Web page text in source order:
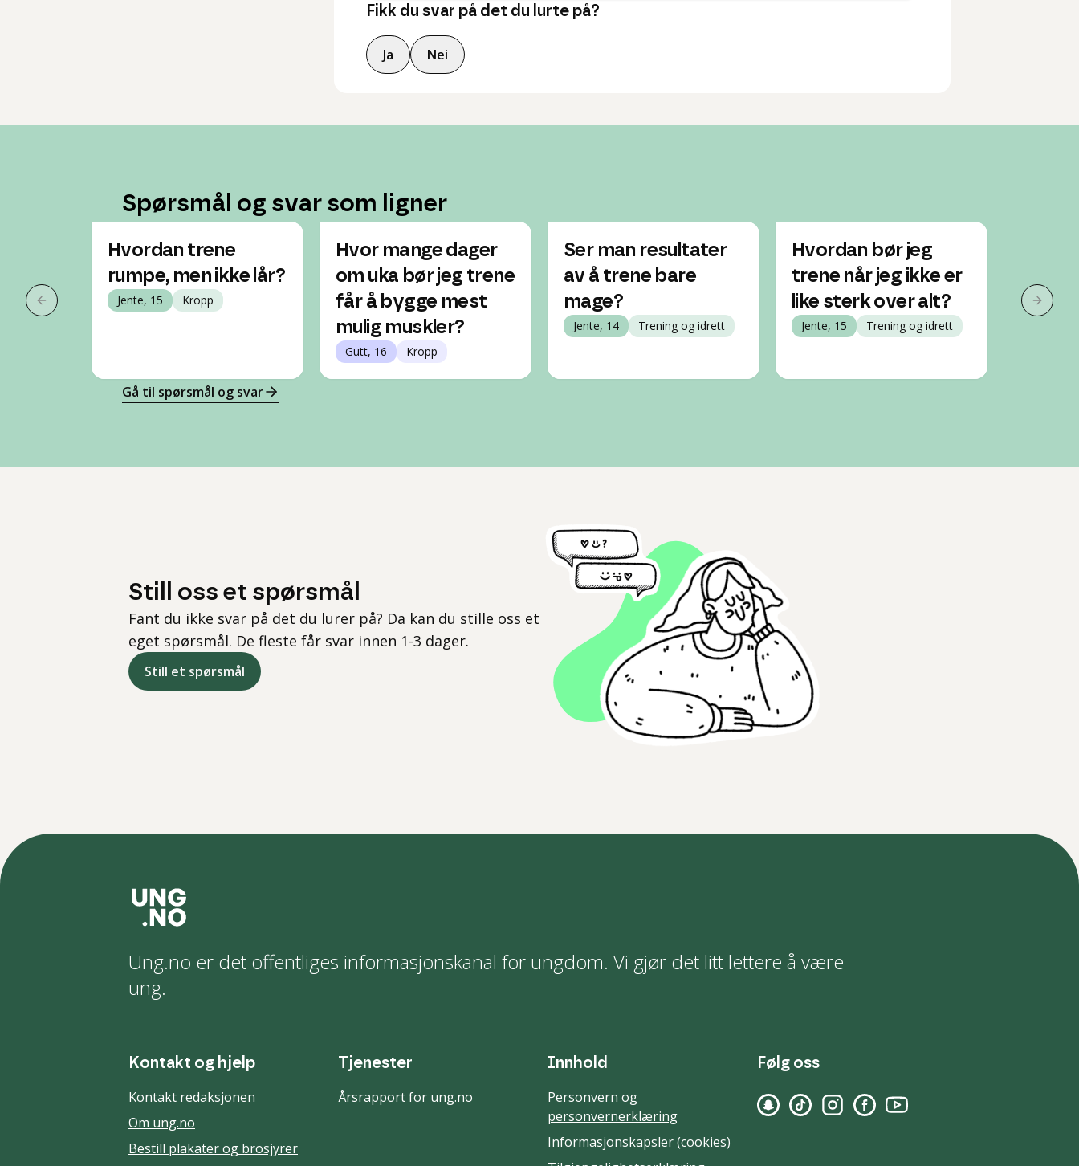
Fikk du svar på det du lurte på?
Ja Nei
Spørsmål og svar som ligner
Forrige slide
Hvordan trene
rumpe, men ikke lår?
Jente, 15 Kropp
Hvor mange dager
om uka bør jeg trene
får å bygge mest
mulig muskler?
Gutt, 16 Kropp
Ser man resultater
av å trene bare
mage?
Jente, 14 Trening og idrett
Hvordan bør jeg
trene når jeg ikke er
like sterk over alt?
Jente, 15 Trening og idrett
Neste
Gå til spørsmål og svar
Still oss et spørsmål
Fant du ikke svar på det du lurer på? Da kan du stille oss et
eget spørsmål. De fleste får svar innen 1-3 dager.
Still et spørsmål
Ung.no er det offentliges informasjonskanal for ungdom. Vi gjør det litt lettere å være
ung.
Kontakt og hjelp
Kontakt redaksjonen
Om ung.no
Bestill plakater og brosjyrer
Tjenester
Årsrapport for ung.no
Innhold
Personvern og
personvernerklæring
Informasjonskapsler (cookies)
Følg oss